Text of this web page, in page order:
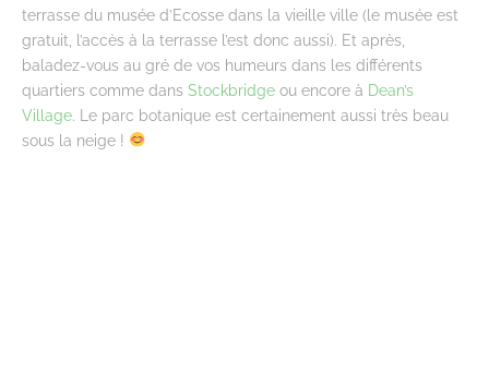
terrasse du musée d’Ecosse dans la vieille ville (le musée est
gratuit, l’accès à la terrasse l’est donc aussi). Et après,
baladez-vous au gré de vos humeurs dans les différents
quartiers comme dans Stockbridge ou encore à Dean’s
Village. Le parc botanique est certainement aussi très beau
sous la neige !